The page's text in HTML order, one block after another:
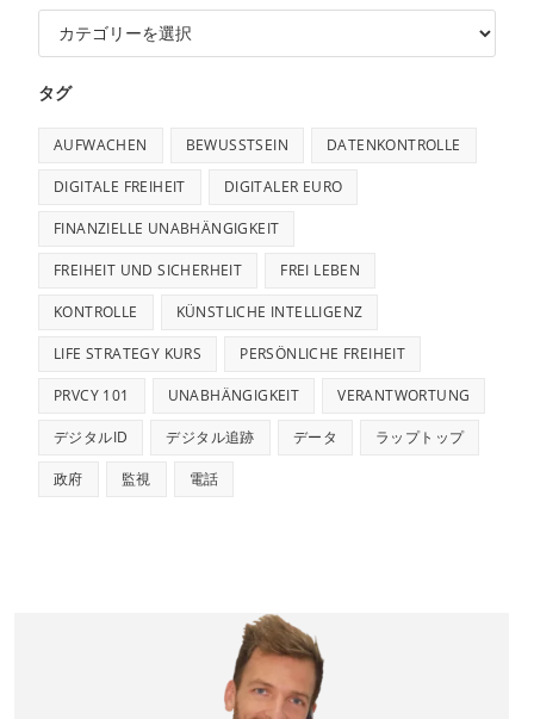
タグ
AUFWACHEN BEWUSSTSEIN DATENKONTROLLE
DIGITALE FREIHEIT DIGITALER EURO
FINANZIELLE UNABHÄNGIGKEIT
FREIHEIT UND SICHERHEIT FREI LEBEN
KONTROLLE KÜNSTLICHE INTELLIGENZ
LIFE STRATEGY KURS PERSÖNLICHE FREIHEIT
PRVCY 101 UNABHÄNGIGKEIT VERANTWORTUNG
デジタルID デジタル追跡 データ ラップトップ
政府 監視 電話